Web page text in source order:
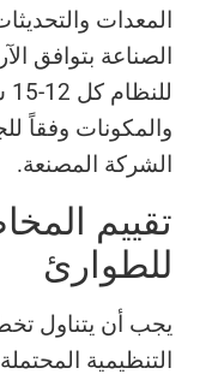
المعدات
الصناعة بتوافق
والمكونات وفقاً
الشركة المصنعة.
تقييم
للطوارئ
يجب أن يتناول
التنظيمية